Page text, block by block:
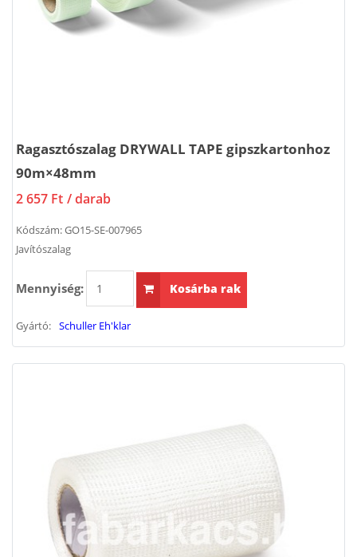
Ragasztószalag DRYWALL TAPE gipszkartonhoz
90m×48mm
2 657 Ft / darab
Kódszám:GO15-SE-007965
Javítószalag
Mennyiség: Kosárba rak
Gyártó: Schuller Eh'klar